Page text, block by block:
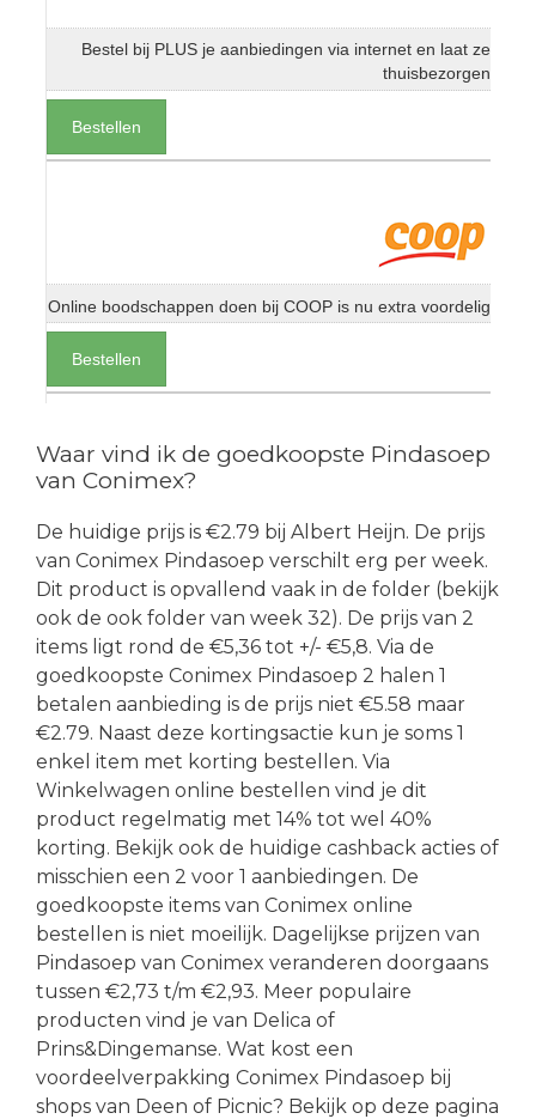
Bestel bij PLUS je aanbiedingen via internet en laat ze
thuisbezorgen
Bestellen
Online boodschappen doen bij COOP is nu extra voordelig
Bestellen
Waar vind ik de goedkoopste Pindasoep
van Conimex?
De huidige prijs is €2.79 bij Albert Heijn. De prijs
van Conimex Pindasoep verschilt erg per week.
Dit product is opvallend vaak in de folder (bekijk
ook de ook folder van week 32). De prijs van 2
items ligt rond de €5,36 tot +/- €5,8. Via de
goedkoopste Conimex Pindasoep 2 halen 1
betalen aanbieding is de prijs niet €5.58 maar
€2.79. Naast deze kortingsactie kun je soms 1
enkel item met korting bestellen. Via
Winkelwagen online bestellen vind je dit
product regelmatig met 14% tot wel 40%
korting. Bekijk ook de huidige cashback acties of
misschien een 2 voor 1 aanbiedingen. De
goedkoopste items van Conimex online
bestellen is niet moeilijk. Dagelijkse prijzen van
Pindasoep van Conimex veranderen doorgaans
tussen €2,73 t/m €2,93. Meer populaire
producten vind je van Delica of
Prins&Dingemanse. Wat kost een
voordeelverpakking Conimex Pindasoep bij
shops van Deen of Picnic? Bekijk op deze pagina